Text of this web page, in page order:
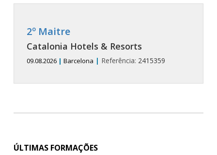
2º Maitre
Catalonia Hotels & Resorts
09.08.2026 | Barcelona | Referência: 2415359
ÚLTIMAS FORMAÇÕES